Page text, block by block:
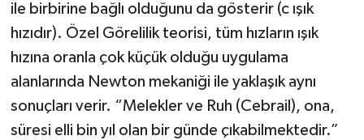
ile birbirine bağlı olduğunu da gösterir (c ışık
hızıdır). Özel Görelilik teorisi, tüm hızların ışık
hızına oranla çok küçük olduğu uygulama
alanlarında Newton mekaniği ile yaklaşık aynı
sonuçları verir. “Melekler ve Ruh (Cebrail), ona,
süresi elli bin yıl olan bir günde çıkabilmektedir.”